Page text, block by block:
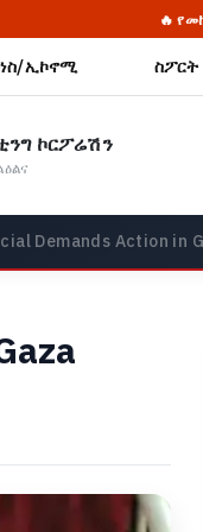
🔥 የመከላከያ ሠራዊት
ኢኮኖሚ ስፖርት
ኮርፖሬሽን
Demands Action in